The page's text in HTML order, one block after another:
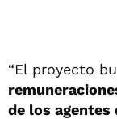
“El proyecto
de los agentes